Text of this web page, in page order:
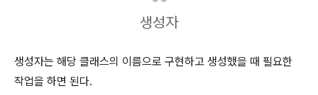
생성자
생성자는 해당 클래스의 이름으로 구현하고 생성했을 때 필요한
작업을 하면 된다.